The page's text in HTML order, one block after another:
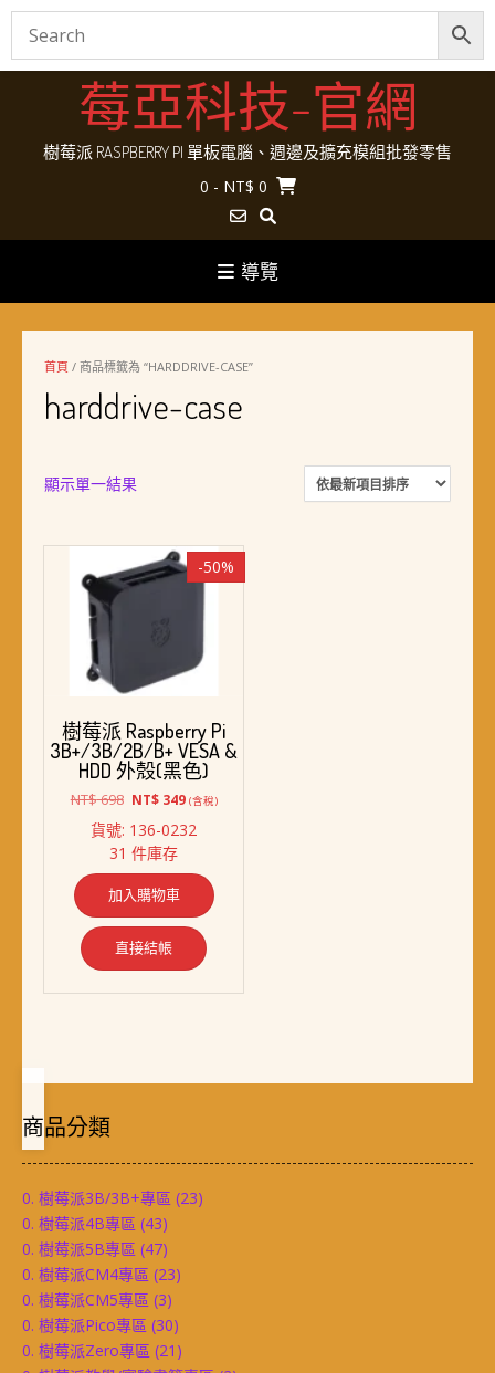
Skip
莓亞科技-官網
樹莓派 RASPBERRY PI 單板電腦、週邊及擴充模組批發零售
0 - NT$ 0
導覽
首頁 / 商品標籤為 “HARDDRIVE-CASE”
harddrive-case
顯示單一結果
-50%
樹莓派 Raspberry Pi
3B+/3B/2B/B+ VESA &
HDD 外殼(黑色)
NT$698 原
價
格：
NT$ 698。
NT$349目
價
NT$ 349。
(含稅)
貨號: 136-0232
31 件庫存
加入購物車
直接結帳
商品分類
0. 樹莓派3B/3B+專區 (23)
0. 樹莓派4B專區 (43)
0. 樹莓派5B專區 (47)
0. 樹莓派CM4專區 (23)
0. 樹莓派CM5專區 (3)
0. 樹莓派Pico專區 (30)
0. 樹莓派Zero專區 (21)